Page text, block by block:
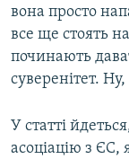
вона просто
все ще стоять
починають
суверенітет.
У статті
асоціацію з ЄС,